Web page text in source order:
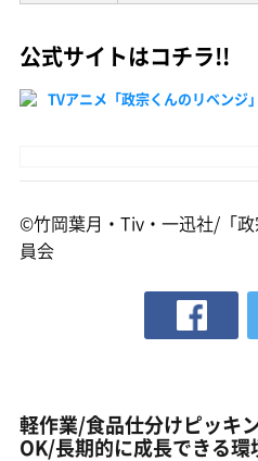
公式サイトはコチラ!!
TVアニメ「政宗くんのリベンジ
©竹岡葉月・Tiv・一迅社/「
員会
軽作業/食品仕分けピッキ
OK/長期的に成長できる環